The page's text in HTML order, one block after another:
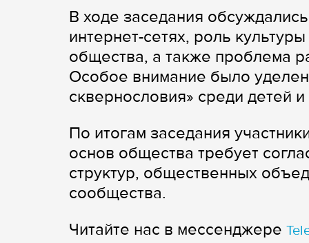
В ходе заседания
интернет-сетях, роль
общества, а также проблема
Особое внимание было
сквернословия» среди детей
По итогам заседания
основ общества требует
структур, общественных
сообщества.
Читайте нас в мессенджере